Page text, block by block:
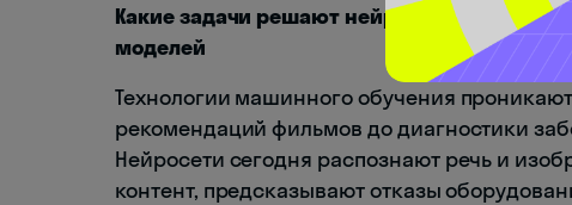
Какие задачи решают нейросети сегодня:
моделей
Технологии машинного обучения
рекомендаций фильмов до диагностики
Нейросети сегодня распознают речь и
контент, предсказывают отказы